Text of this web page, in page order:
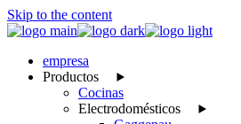
Skip to the content
empresa
Productos
Cocinas
Electrodomésticos